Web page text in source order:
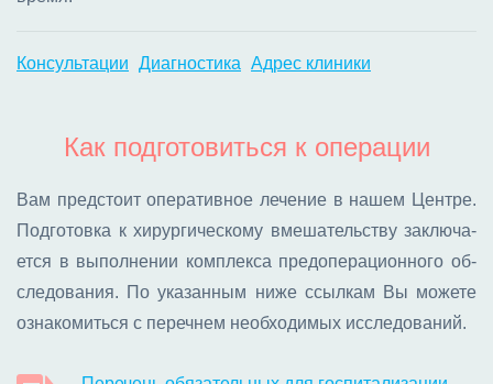
Консультации Диагностика Адрес клиники
Как подготовиться к операции
Вам пред­сто­ит опе­ра­тив­ное ле­че­ние в на­шем Цен­тре.
Под­го­тов­ка к хи­рур­ги­че­ско­му вме­ша­тель­ству за­клю­ча­
ет­ся в вы­пол­не­нии ком­плек­са пред­опе­ра­ци­он­но­го об­
сле­до­ва­ния. По ука­зан­ным ни­же ссыл­кам Вы мо­же­те
озна­ко­мить­ся с пе­реч­нем необ­хо­ди­мых ис­сле­до­ва­ний.